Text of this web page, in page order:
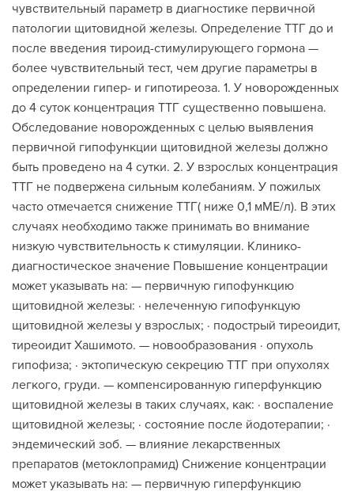
чувствительный параметр в диагностике первичной
патологии щитовидной железы. Определение ТТГ до и
после введения тироид-стимулирующего гормона —
более чувствительный тест, чем другие параметры в
определении гипер- и гипотиреоза. 1. У новорожденных
до 4 суток концентрация ТТГ существенно повышена.
Обследование новорожденных с целью выявления
первичной гипофункции щитовидной железы должно
быть проведено на 4 сутки. 2. У взрослых концентрация
ТТГ не подвержена сильным колебаниям. У пожилых
часто отмечается снижение ТТГ( ниже 0,1 мМЕ/л). В этих
случаях необходимо также принимать во внимание
низкую чувствительность к стимуляции. Клинико-
диагностическое значение Повышение концентрации
может указывать на: — первичную гипофункцию
щитовидной железы: · нелеченную гипофункцую
щитовидной железы у взрослых; · подострый тиреоидит,
тиреоидит Хашимото. — новообразования · опухоль
гипофиза; · эктопическую секрецию ТТГ при опухолях
легкого, груди. — компенсированную гиперфункцию
щитовидной железы в таких случаях, как: · воспаление
щитовидной железы; · состояние после йодотерапии; ·
эндемический зоб. — влияние лекарственных
препаратов (метоклопрамид) Снижение концентрации
может указывать на: — первичную гиперфункцию